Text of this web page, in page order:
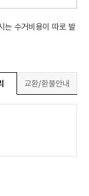
는 수거비용이 따로 발
교환/환불안내